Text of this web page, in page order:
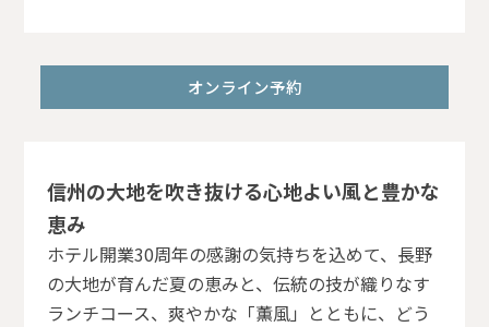
オンライン予約
信州の大地を吹き抜ける心地よい風と豊かな
恵み
ホテル開業30周年の感謝の気持ちを込めて、長野
の大地が育んだ夏の恵みと、伝統の技が織りなす
ランチコース、爽やかな「薫風」とともに、どう